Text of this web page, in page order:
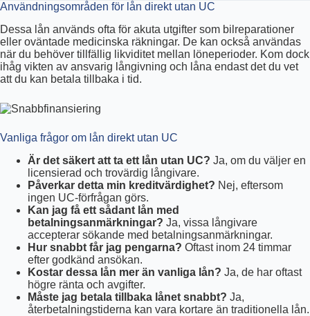
Användningsområden för lån direkt utan UC
Dessa lån används ofta för akuta utgifter som bilreparationer
eller oväntade medicinska räkningar. De kan också användas
när du behöver tillfällig likviditet mellan löneperioder. Kom dock
ihåg vikten av ansvarig långivning och låna endast det du vet
att du kan betala tillbaka i tid.
Vanliga frågor om lån direkt utan UC
Är det säkert att ta ett lån utan UC? Ja, om du väljer en
licensierad och trovärdig långivare.
Påverkar detta min kreditvärdighet? Nej, eftersom
ingen UC-förfrågan görs.
Kan jag få ett sådant lån med
betalningsanmärkningar? Ja, vissa långivare
accepterar sökande med betalningsanmärkningar.
Hur snabbt får jag pengarna? Oftast inom 24 timmar
efter godkänd ansökan.
Kostar dessa lån mer än vanliga lån? Ja, de har oftast
högre ränta och avgifter.
Måste jag betala tillbaka lånet snabbt? Ja,
återbetalningstiderna kan vara kortare än traditionella lån.